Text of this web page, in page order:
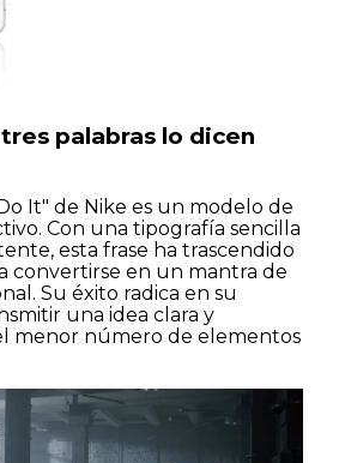
palabras lo dicen
It" de Nike es un modelo de
Con una tipografía sencilla
esta frase ha trascendido
convertirse en un mantra de
Su éxito radica en su
una idea clara y
menor número de elementos